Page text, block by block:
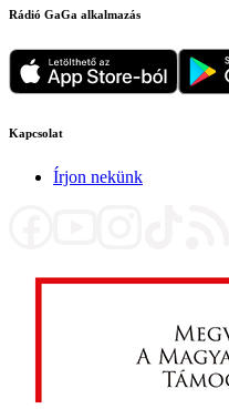
Rádió GaGa alkalmazás
Kapcsolat
Írjon nekünk